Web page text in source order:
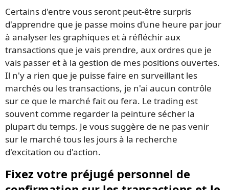
Certains d'entre vous seront peut-être surpris
d'apprendre que je passe moins d'une heure par jour
à analyser les graphiques et à réfléchir aux
transactions que je vais prendre, aux ordres que je
vais passer et à la gestion de mes positions ouvertes.
Il n'y a rien que je puisse faire en surveillant les
marchés ou les transactions, je n'ai aucun contrôle
sur ce que le marché fait ou fera. Le trading est
souvent comme regarder la peinture sécher la
plupart du temps. Je vous suggère de ne pas venir
sur le marché tous les jours à la recherche
d'excitation ou d'action.
Fixez votre préjugé personnel de